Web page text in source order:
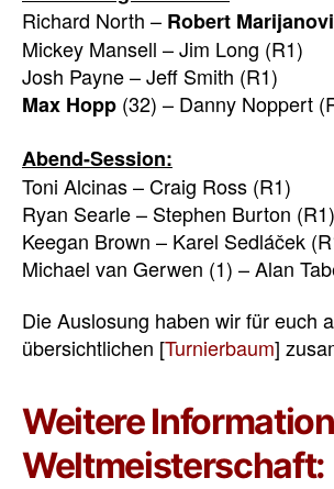
Richard North – Robert
Mickey Mansell – Jim Long (R1)
Josh Payne – Jeff Smith (R1)
Max Hopp (32) – Danny Noppert
Abend-Session:
Toni Alcinas – Craig Ross (R1)
Ryan Searle – Stephen Burton (R1)
Keegan Brown – Karel Sedláček
Michael van Gerwen (1) – Alan
Die Auslosung haben wir für euch
übersichtlichen [Turnierbaum]
Weitere
Weltmeisterschaft: